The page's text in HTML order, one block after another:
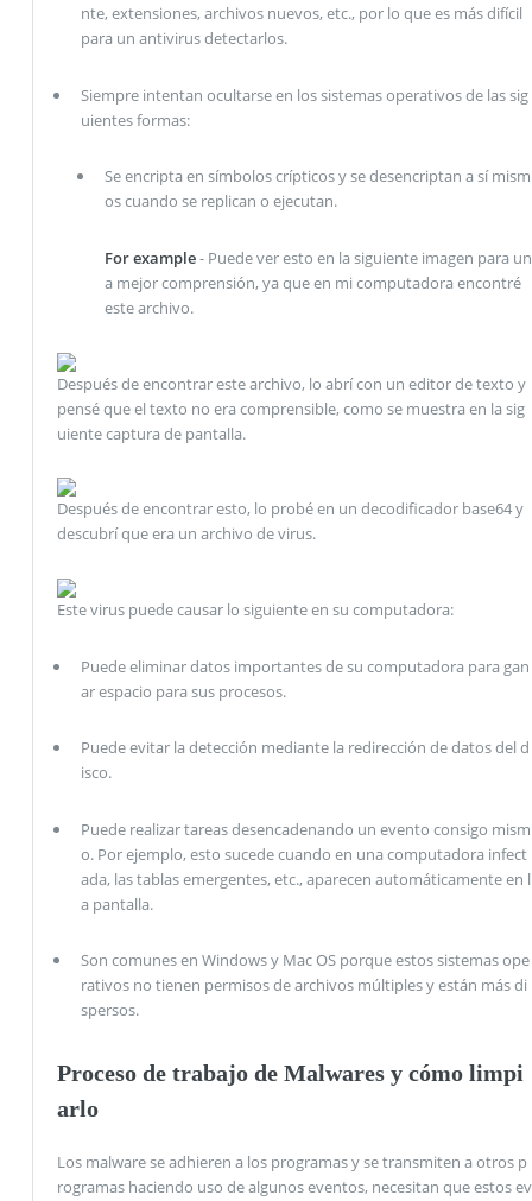
nte, extensiones, archivos nuevos, etc., por lo que es más difícil
para un antivirus detectarlos.
Siempre intentan ocultarse en los sistemas operativos de las sig
uientes formas:
Se encripta en símbolos crípticos y se desencriptan a sí mism
os cuando se replican o ejecutan.
For example- Puede ver esto en la siguiente imagen para un
a mejor comprensión, ya que en mi computadora encontré
este archivo.
Después de encontrar este archivo, lo abrí con un editor de texto y
pensé que el texto no era comprensible, como se muestra en la sig
uiente captura de pantalla.
Después de encontrar esto, lo probé en un decodificador base64 y
descubrí que era un archivo de virus.
Este virus puede causar lo siguiente en su computadora:
Puede eliminar datos importantes de su computadora para gan
ar espacio para sus procesos.
Puede evitar la detección mediante la redirección de datos del d
isco.
Puede realizar tareas desencadenando un evento consigo mism
o. Por ejemplo, esto sucede cuando en una computadora infect
ada, las tablas emergentes, etc., aparecen automáticamente en l
a pantalla.
Son comunes en Windows y Mac OS porque estos sistemas ope
rativos no tienen permisos de archivos múltiples y están más di
spersos.
Proceso de trabajo de Malwares y cómo limpi
arlo
Los malware se adhieren a los programas y se transmiten a otros p
rogramas haciendo uso de algunos eventos, necesitan que estos ev